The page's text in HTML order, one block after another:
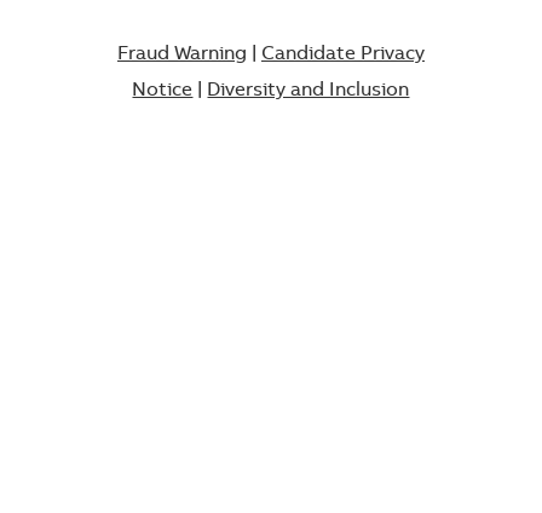
Fraud Warning
Candidate Privacy
Notice
Diversity and Inclusion​​​​​​​